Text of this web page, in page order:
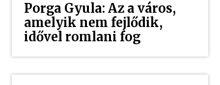
Porga Gyula: Az a város,
amelyik nem fejlődik,
idővel romlani fog